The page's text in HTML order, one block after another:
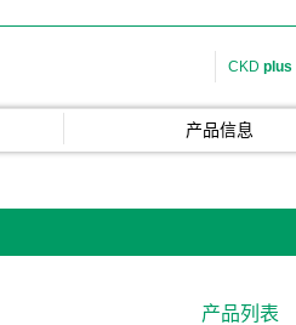
CKD plus
产品信息
产品列表